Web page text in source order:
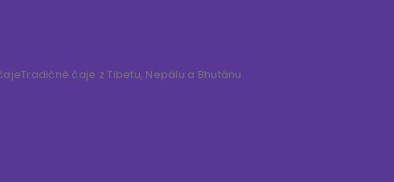
Tradičné čaje z Tibetu, Nepálu a Bhutánu